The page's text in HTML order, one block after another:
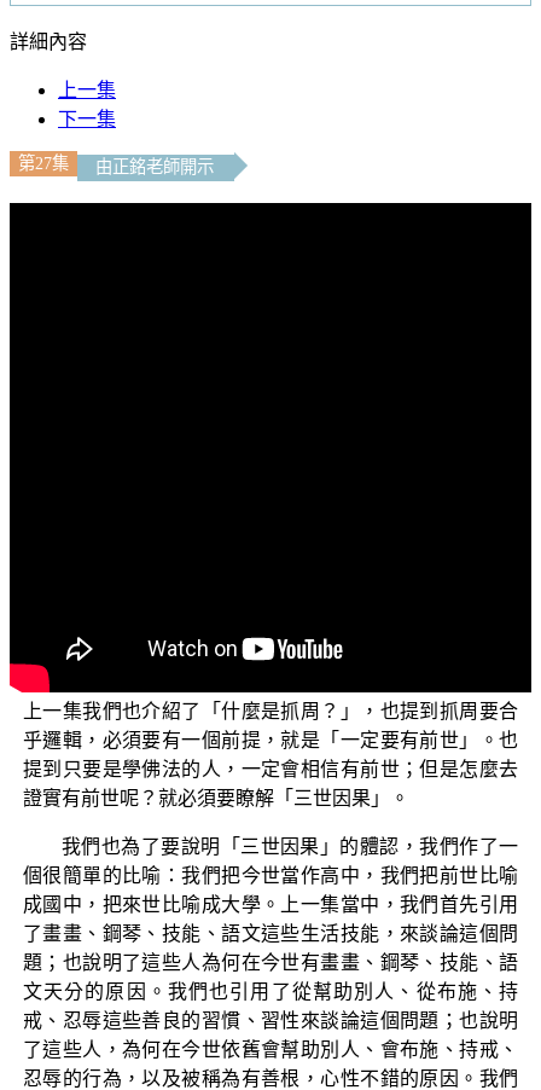
詳細內容
上一集
下一集
第27集 由正銘老師開示
動，並不符合科學的。
上一集我們也介紹了「什麼是抓周？」，也提到抓周要合
乎邏輯，必須要有一個前提，就是「一定要有前世」。也
提到只要是學佛法的人，一定會相信有前世；但是怎麼去
證實有前世呢？就必須要瞭解「三世因果」。
我們也為了要說明「三世因果」的體認，我們作了一
個很簡單的比喻：我們把今世當作高中，我們把前世比喻
成國中，把來世比喻成大學。上一集當中，我們首先引用
了畫畫、鋼琴、技能、語文這些生活技能，來談論這個問
題；也說明了這些人為何在今世有畫畫、鋼琴、技能、語
文天分的原因。我們也引用了從幫助別人、從布施、持
戒、忍辱這些善良的習慣、習性來談論這個問題；也說明
了這些人，為何在今世依舊會幫助別人、會布施、持戒、
忍辱的行為，以及被稱為有善根，心性不錯的原因。我們